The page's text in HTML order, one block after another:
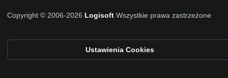
Copyright © 2006-2026 Logisoft Wszystkie prawa zastrzeżone
Ustawienia Cookies